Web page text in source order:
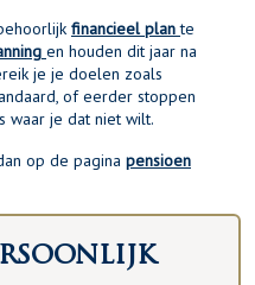
financieel plante
en houden dit jaar na
je je doelen zoals
of eerder stoppen
waar je dat niet wilt.
op de pagina pensioen